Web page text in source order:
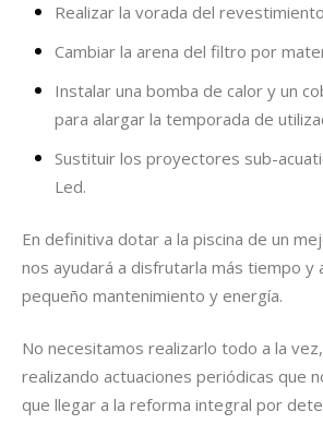
Realizar la vorada del
Cambiar la arena del filtro por
Instalar una bomba de calor y un
para alargar la temporada de
Sustituir los proyectores sub-
Led.
En definitiva dotar a la piscina de un
nos ayudará a disfrutarla más tiempo y
pequeño mantenimiento y energía.
No necesitamos realizarlo todo a la
realizando actuaciones periódicas que
que llegar a la reforma integral por